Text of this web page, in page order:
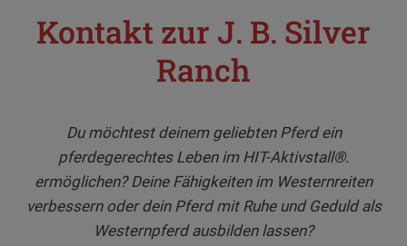
Kontakt zur J. B. Silver
Ranch
Du möchtest deinem geliebten Pferd ein
pferdegerechtes Leben im HIT-Aktivstall®.
ermöglichen? Deine Fähigkeiten im Westernreiten
verbessern oder dein Pferd mit Ruhe und Geduld als
Westernpferd ausbilden lassen?